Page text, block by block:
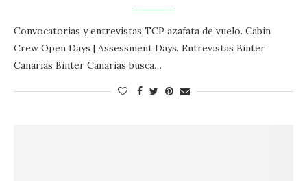
Convocatorias y entrevistas TCP azafata de vuelo. Cabin
Crew Open Days | Assessment Days. Entrevistas Binter
Canarias Binter Canarias busca…